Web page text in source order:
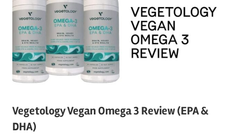
Vegetology Vegan Omega 3 Review (EPA &
DHA)